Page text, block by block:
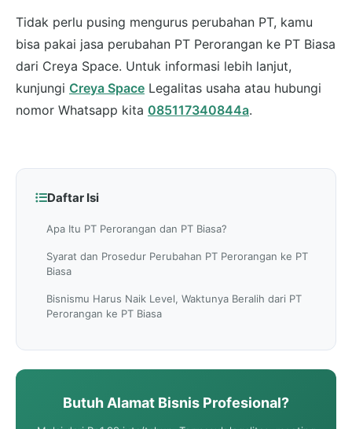
Tidak perlu pusing mengurus perubahan PT, kamu
bisa pakai jasa perubahan PT Perorangan ke PT Biasa
dari Creya Space. Untuk informasi lebih lanjut,
kunjungi Creya Space Legalitas usaha atau hubungi
nomor Whatsapp kita 085117340844a.
Daftar Isi
Apa Itu PT Perorangan dan PT Biasa?
Syarat dan Prosedur Perubahan PT Perorangan ke PT
Biasa
Bisnismu Harus Naik Level, Waktunya Beralih dari PT
Perorangan ke PT Biasa
Butuh Alamat Bisnis Profesional?